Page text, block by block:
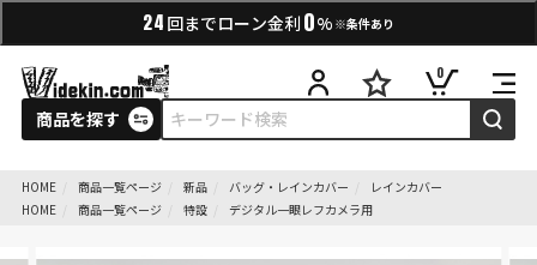
24 回までローン金利 0% ※条件あり
商品を探す
0
HOME 商品一覧ページ 新品 バッグ・レインカバー
レインカバー
HOME
商品一覧ページ 特設 デジタル一眼レフカメラ用